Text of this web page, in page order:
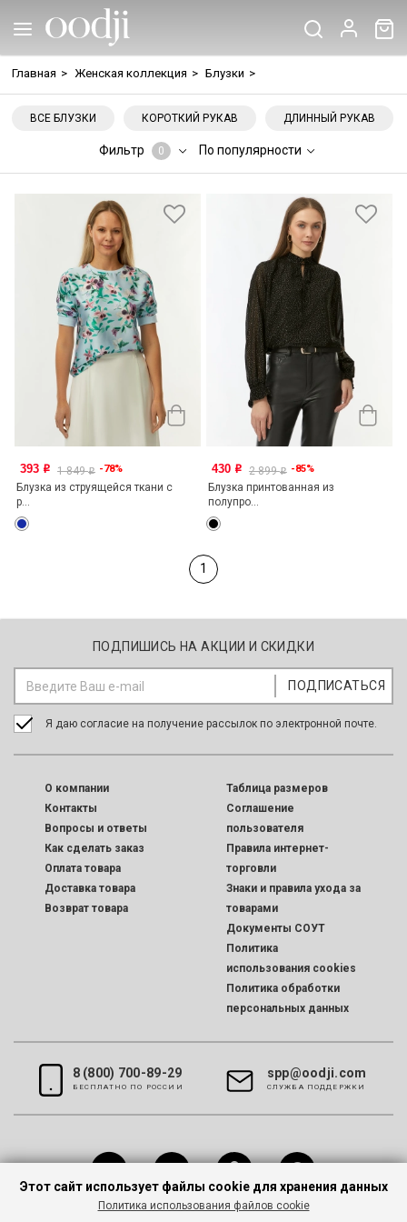
Главная > Женская коллекция > Блузки >
ВСЕ БЛУЗКИ КОРОТКИЙ РУКАВ ДЛИННЫЙ РУКАВ
Фильтр 0 По популярности
393 o 1 849o -78%
Блузка из струящейся ткани с
р...
430 o 2 899o -85%
Блузка принтованная из
полупро...
1
ПОДПИШИСЬ НА АКЦИИ И СКИДКИ
Я даю согласие на получение рассылок по электронной почте.
O компании
Контакты
Вопросы и ответы
Как сделать заказ
Оплата товара
Доставка товара
Возврат товара
Таблица размеров
Соглашение
пользователя
Правила интернет-
торговли
Знаки и правила ухода за
товарами
Документы СОУТ
Политика
использования cookies
Политика обработки
персональных данных
8 (800) 700-89-29
БЕСПЛАТНО ПО РОССИИ
spp@oodji.com
CЛУЖБА ПОДДЕРЖКИ
Этот сайт использует файлы cookie для хранения данных
Политика использования файлов cookie